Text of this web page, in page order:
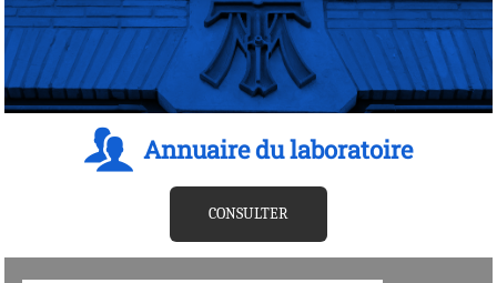
Annuaire du laboratoire
CONSULTER